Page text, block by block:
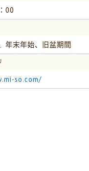
00
年末年始、旧盆期間
so.com/